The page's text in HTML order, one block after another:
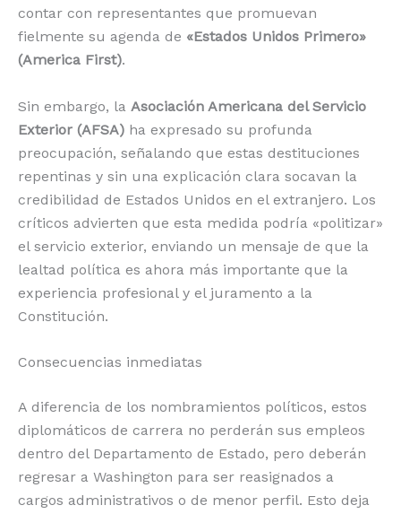
contar con representantes que promuevan
fielmente su agenda de «Estados Unidos Primero»
(America First).
Sin embargo, la Asociación Americana del Servicio
Exterior (AFSA) ha expresado su profunda
preocupación, señalando que estas destituciones
repentinas y sin una explicación clara socavan la
credibilidad de Estados Unidos en el extranjero. Los
críticos advierten que esta medida podría «politizar»
el servicio exterior, enviando un mensaje de que la
lealtad política es ahora más importante que la
experiencia profesional y el juramento a la
Constitución.
Consecuencias inmediatas
A diferencia de los nombramientos políticos, estos
diplomáticos de carrera no perderán sus empleos
dentro del Departamento de Estado, pero deberán
regresar a Washington para ser reasignados a
cargos administrativos o de menor perfil. Esto deja